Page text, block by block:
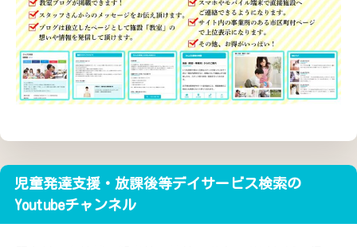
児童発達支援・放課後等デイサービス検索の
Youtubeチャンネル